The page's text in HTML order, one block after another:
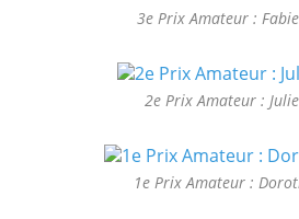
3e Prix Amateur :
2e Prix Amateur :
1e Prix Amateur :